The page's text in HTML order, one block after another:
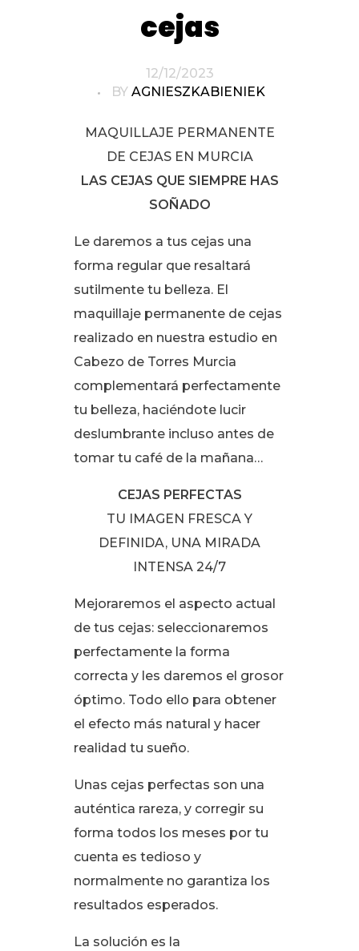
cejas
12/12/2023
BY AGNIESZKABIENIEK
MAQUILLAJE PERMANENTE
DE CEJAS EN MURCIA
LAS CEJAS QUE SIEMPRE HAS
SOÑADO
Le daremos a tus cejas una
forma regular que resaltará
sutilmente tu belleza. El
maquillaje permanente de cejas
realizado en nuestra estudio en
Cabezo de Torres Murcia
complementará perfectamente
tu belleza, haciéndote lucir
deslumbrante incluso antes de
tomar tu café de la mañana…
CEJAS PERFECTAS
TU IMAGEN FRESCA Y
DEFINIDA, UNA MIRADA
INTENSA 24/7
Mejoraremos el aspecto actual
de tus cejas: seleccionaremos
perfectamente la forma
correcta y les daremos el grosor
óptimo. Todo ello para obtener
el efecto más natural y hacer
realidad tu sueño.
Unas cejas perfectas son una
auténtica rareza, y corregir su
forma todos los meses por tu
cuenta es tedioso y
normalmente no garantiza los
resultados esperados.
La solución es la